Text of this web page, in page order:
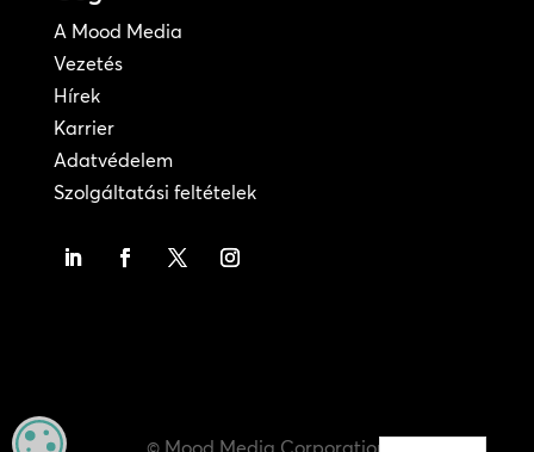
A Mood Media
Vezetés
Hírek
Karrier
Adatvédelem
Szolgáltatási feltételek
© Mood Media Corporation
MANAGE PRIVACY